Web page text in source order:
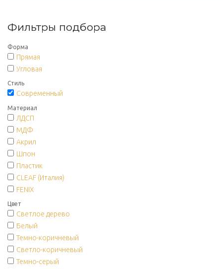
Фильтры подбора
Форма
Прямая
Угловая
Стиль
Современный
Материал
ЛДСП
МДФ
Акрил
Шпон
Пластик
CLEAF (Италия)
FENIX
Цвет
Светлое дерево
Белый
Темно-коричневый
Светло-коричневый
Темно-серый